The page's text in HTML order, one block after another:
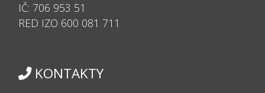
IČ: 706 953 51
RED IZO 600 081 711
KONTAKTY